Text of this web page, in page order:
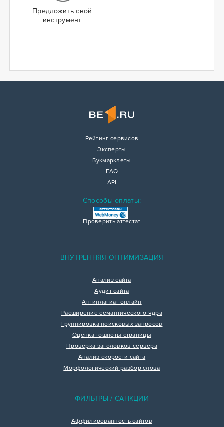
Предложить свой
инструмент
Рейтинг сервисов
Эксперты
Букмарклеты
FAQ
API
Способы оплаты:
Проверить аттестат
ВНУТРЕННЯЯ ОПТИМИЗАЦИЯ
Анализ сайта
Аудит сайта
Антиплагиат онлайн
Расширение семантического ядра
Группировка поисковых запросов
Оценка тошноты страницы
Проверка заголовков сервера
Анализ скорости сайта
Морфологический разбор слова
ФИЛЬТРЫ / САНКЦИИ
Аффилированность сайтов